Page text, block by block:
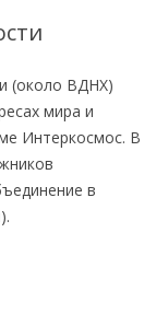
(около ВДНХ)
мира и
Интеркосмос. В
в